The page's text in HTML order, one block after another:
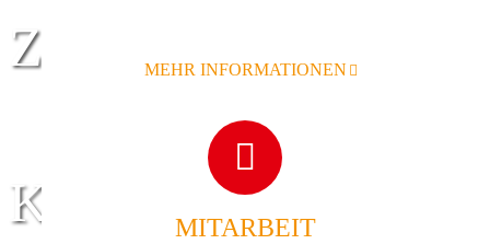
Zentrum für
Kinder
MEHR INFORMATIONEN
MITARBEIT